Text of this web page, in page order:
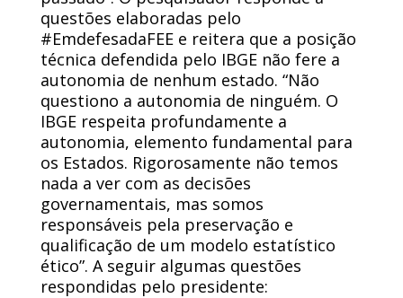
questões elaboradas pelo
#EmdefesadaFEE e reitera que a posição
técnica defendida pelo IBGE não fere a
autonomia de nenhum estado. “Não
questiono a autonomia de ninguém. O
IBGE respeita profundamente a
autonomia, elemento fundamental para
os Estados. Rigorosamente não temos
nada a ver com as decisões
governamentais, mas somos
responsáveis pela preservação e
qualificação de um modelo estatístico
ético”. A seguir algumas questões
respondidas pelo presidente: